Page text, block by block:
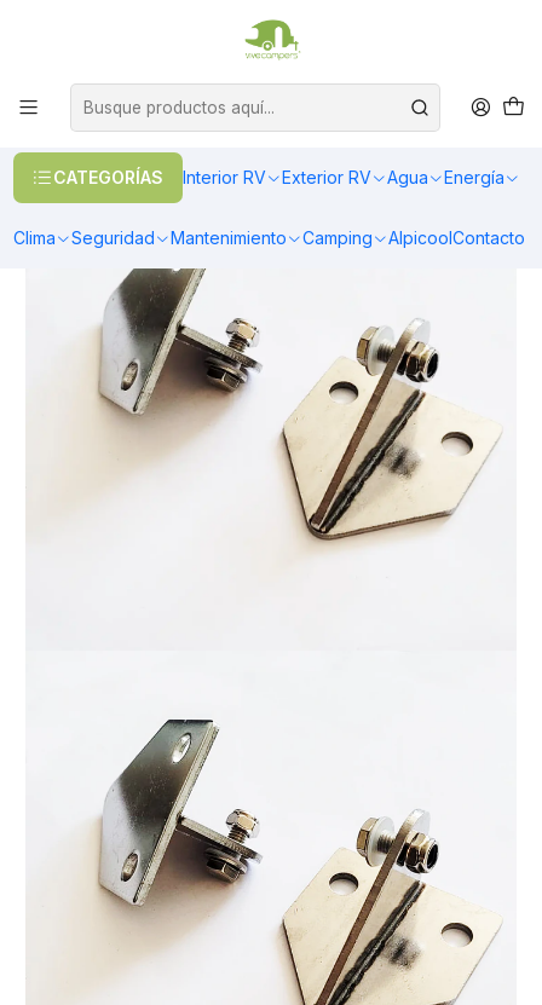
CATEGORÍAS Interior RV Exterior RV Agua Energía
Clima Seguridad Mantenimiento Camping AlpicoolContacto
OFERTAS EN CALEFACCIÓN DIESEL
Par de soportes para escalera telescópica